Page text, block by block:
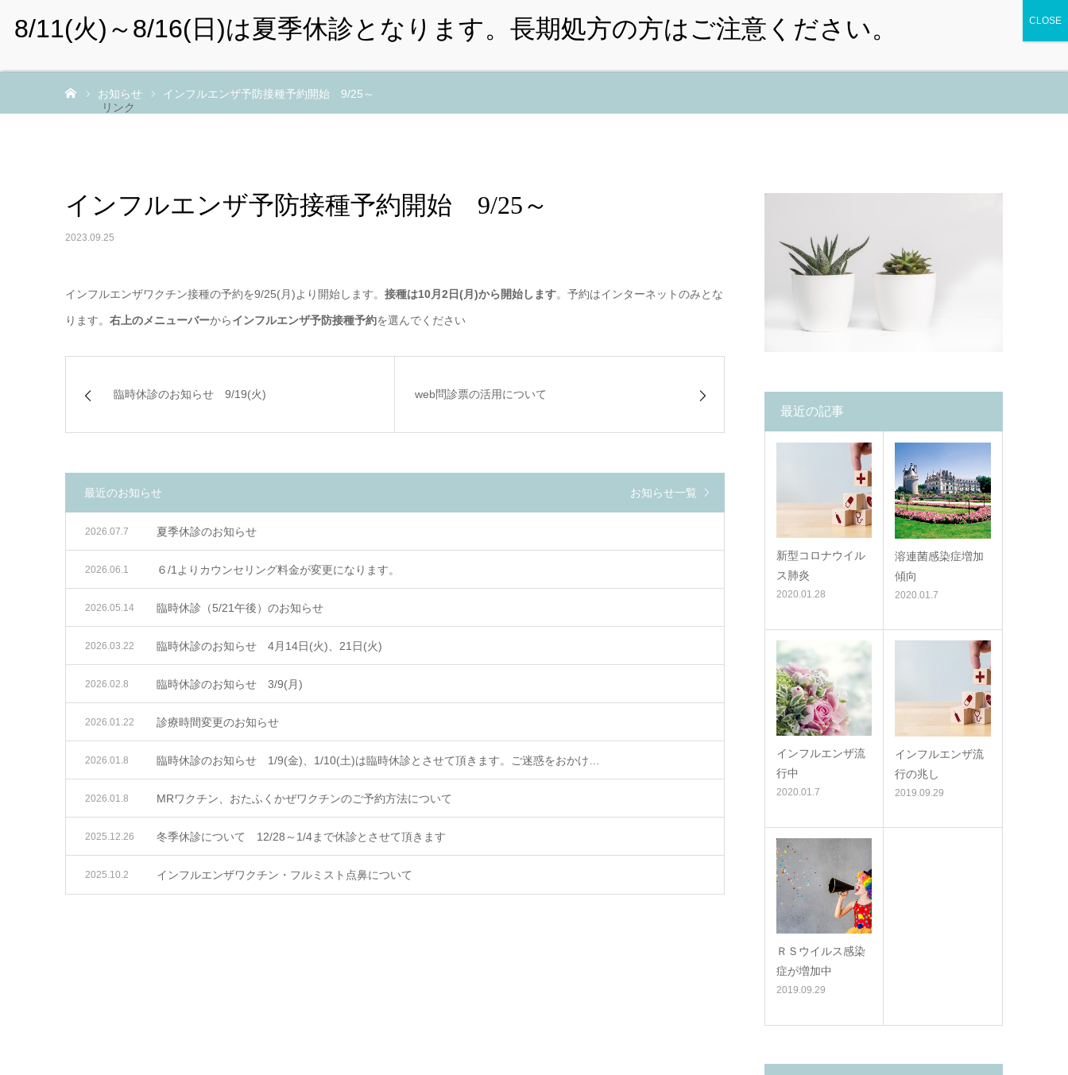
までのこうじクリニック
HOME 診療科目 一般外来予約（成人・小児） 予防接種・乳児健診予約 インフルエンザワクチン予約 お知らせ 院内案内
リンク
お知らせ インフルエンザ予防接種予約開始 9/25～
インフルエンザ予防接種予約開始 9/25～
2023.09.25
インフルエンザワクチン接種の予約を9/25(月)より開始します。 接種は10月2日(月)から開始します。予約はインターネットのみとな
ります。 右上のメニューバーからインフルエンザ予防接種予約を選んでください
臨時休診のお知らせ 9/19(火) web問診票の活用について
最近のお知らせ お知らせ一覧
夏季休診のお知らせ
2026.07.7
６/1よりカウンセリング料金が変更になります。
2026.06.1
臨時休診（5/21午後）のお知らせ
2026.05.14
臨時休診のお知らせ 4月14日(火)、21日(火)
2026.03.22
臨時休診のお知らせ 3/9(月)
2026.02.8
診療時間変更のお知らせ
2026.01.22
臨時休診のお知らせ 1/9(金)、1/10(土)は臨時休診とさせて頂きます。ご迷惑をおかけ…
2026.01.8
MRワクチン、おたふくかぜワクチンのご予約方法について
2026.01.8
冬季休診について 12/28～1/4まで休診とさせて頂きます
2025.12.26
インフルエンザワクチン・フルミスト点鼻について
2025.10.2
最近の記事
新型コロナウイル
ス肺炎
2020.01.28
溶連菌感染症増加
傾向
2020.01.7
インフルエンザ流
行中
2020.01.7
インフルエンザ流
行の兆し
2019.09.29
ＲＳウイルス感染
症が増加中
2019.09.29